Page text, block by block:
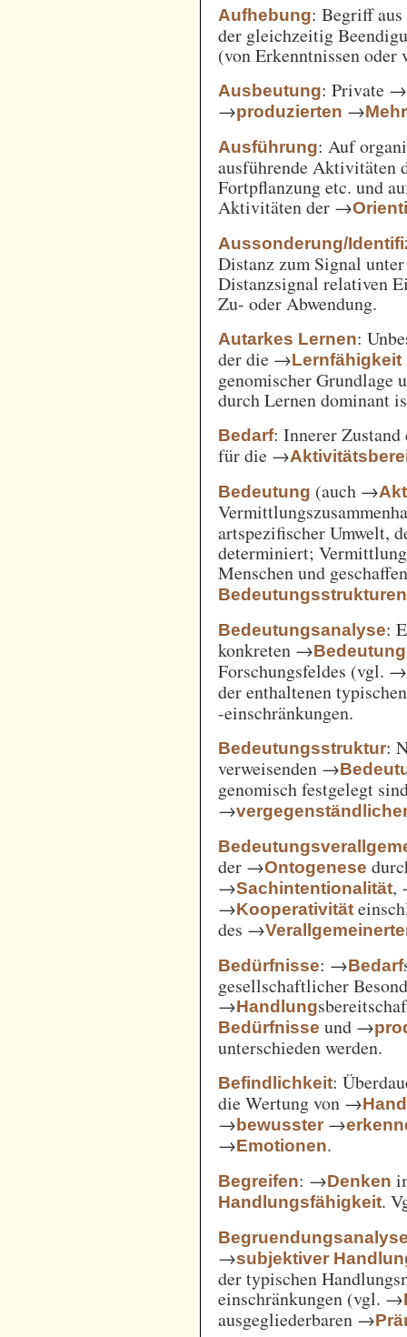
Aufhebung: Begriff
der gleichzeitig
(von Erkenntnissen
Ausbeutung: Private →
→produzierten →
Ausführung: Auf
ausführende Aktivitäten
Fortpflanzung etc. und
Aktivitäten der →
Aussonderung/
Distanz zum Signal
Distanzsignal relativen
Zu- oder Abwendung.
Autarkes Lernen:
der die →Lernfähigkeit
genomischer Grundlage
durch Lernen dominant
Bedarf: Innerer
für die →
Bedeutung (auch →
artspezifischer Umwelt,
determiniert;
Menschen und
Bedeutungsstrukturen
Bedeutungsanalyse:
konkreten →
Forschungsfeldes (vgl. →
der enthaltenen
-einschränkungen.
Bedeutungsstruktur:
verweisenden →
genomisch festgelegt
→
der →Ontogenese
→Sachintentionalität,
→Kooperativität
des →
Bedürfnisse: →Bedarf
gesellschaftlicher
→Handlung
Bedürfnisse und →
unterschieden werden.
Befindlichkeit:
die Wertung von →
→bewusster →
→Emotionen.
Begreifen: →Denken
Handlungsfähigkeit.
→subjektiver
der typischen
einschränkungen (vgl. →
ausgegliederbaren →